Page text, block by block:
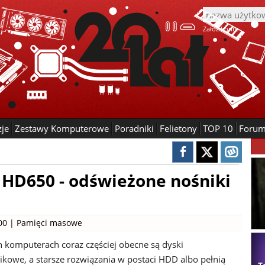
Załóż konto
Zestawy Komputerowe Poradniki Felietony TOP 10
- odświeżone nośniki
| Pamięci masowe
coraz częściej obecne są dyski
a starsze rozwiązania w postaci HDD albo pełnią